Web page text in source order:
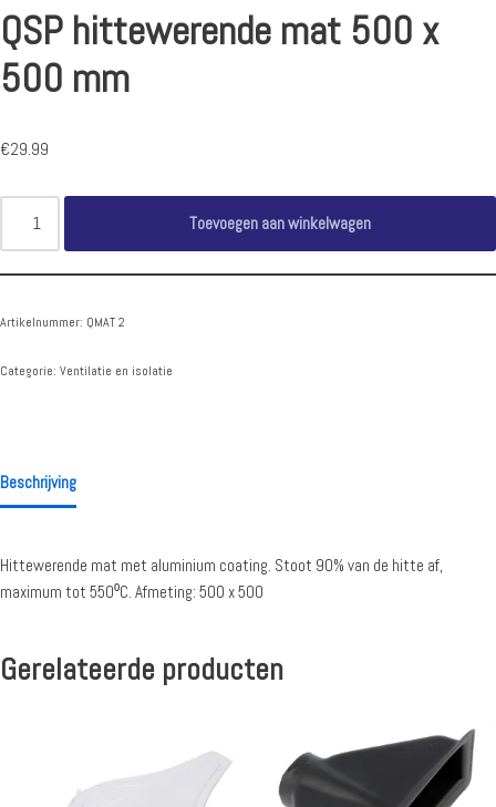
QSP hittewerende mat 500 x
500 mm
€29.99
Toevoegen aan winkelwagen
Artikelnummer: QMAT 2
Categorie: Ventilatie en isolatie
Beschrijving
Hittewerende mat met aluminium coating. Stoot 90% van de hitte af,
maximum tot 550⁰C. Afmeting: 500 x 500
Gerelateerde producten